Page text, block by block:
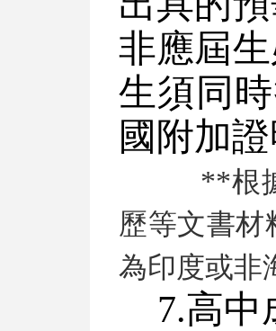
非應屆
生須同
國附加
**根
歷等文書材
為印度或非
7.高中